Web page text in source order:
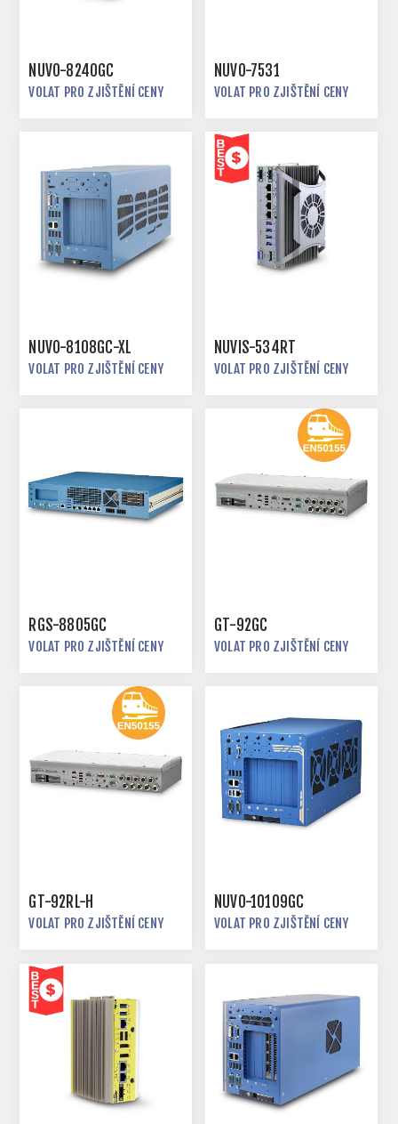
NUVO-8240GC
VOLAT PRO ZJIŠTĚNÍ CENY
NUVO-7531
VOLAT PRO ZJIŠTĚNÍ CENY
NUVO-8108GC-XL
VOLAT PRO ZJIŠTĚNÍ CENY
NUVIS-534RT
VOLAT PRO ZJIŠTĚNÍ CENY
RGS-8805GC
VOLAT PRO ZJIŠTĚNÍ CENY
GT-92GC
VOLAT PRO ZJIŠTĚNÍ CENY
GT-92RL-H
VOLAT PRO ZJIŠTĚNÍ CENY
NUVO-10109GC
VOLAT PRO ZJIŠTĚNÍ CENY